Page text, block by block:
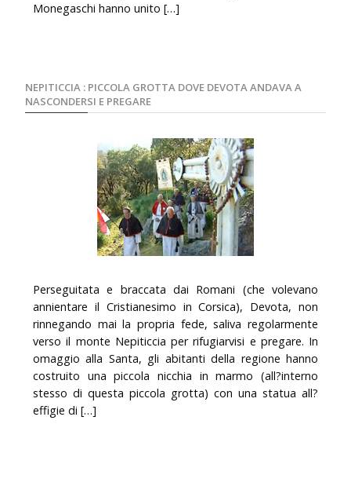
Monegaschi hanno unito […]
NEPITICCIA : PICCOLA GROTTA DOVE DEVOTA ANDAVA A
NASCONDERSI E PREGARE
Perseguitata e braccata dai Romani (che volevano
annientare il Cristianesimo in Corsica), Devota, non
rinnegando mai la propria fede, saliva regolarmente
verso il monte Nepiticcia per rifugiarvisi e pregare. In
omaggio alla Santa, gli abitanti della regione hanno
costruito una piccola nicchia in marmo (all?interno
stesso di questa piccola grotta) con una statua all?
effigie di […]